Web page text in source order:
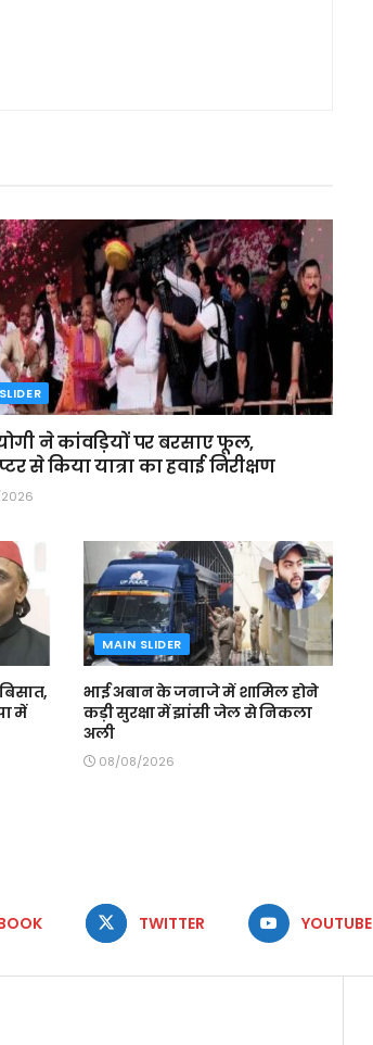
ने कांवड़ियों पर बरसाए फूल,
से किया यात्रा का हवाई निरीक्षण
में
MAIN SLIDER
भाई अबान के जनाजे में शामिल होने
कड़ी सुरक्षा में झांसी जेल से निकला
अली
08/08/2026
TWITTER YOUTUBE